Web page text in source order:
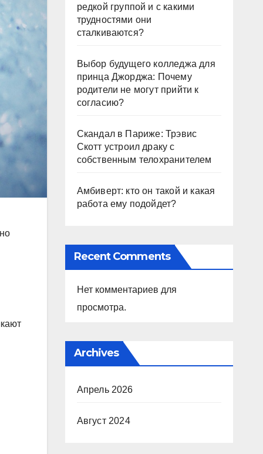
редкой группой и с какими
трудностями они
сталкиваются?
Выбор будущего колледжа для
принца Джорджа: Почему
родители не могут прийти к
согласию?
Скандал в Париже: Трэвис
Скотт устроил драку с
собственным телохранителем
Амбиверт: кто он такой и какая
работа ему подойдет?
Recent Comments
Нет комментариев для
просмотра.
Archives
Апрель 2026
Август 2024